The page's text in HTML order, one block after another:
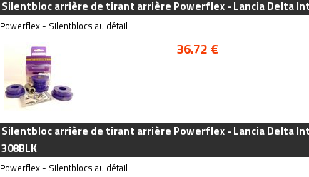
Silentbloc arrière de tirant arrière Powerflex - Lancia Delta
Powerflex - Silentblocs au détail
36.72 €
Silentbloc arrière de tirant arrière Powerflex - Lancia Delta
308BLK
Powerflex - Silentblocs au détail